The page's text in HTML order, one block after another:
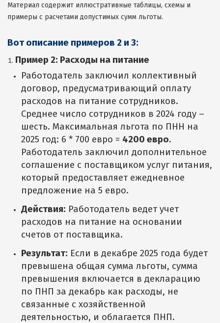
Материал содержит иллюстративные таблицы, схемы и
примеры с расчетами допустимых сумм льготы.
Вот описание примеров 2 и 3:
Пример 2: Расходы на питание
Работодатель заключил коллективный
договор, предусматривающий оплату
расходов на питание сотрудников.
Среднее число сотрудников в 2024 году –
шесть. Максимальная льгота по ПНН на
2025 год: 6 * 700 евро = 4200 евро.
Работодатель заключил дополнительное
соглашение с поставщиком услуг питания,
который предоставляет ежедневное
предложение на 5 евро.
Действия: Работодатель ведет учет
расходов на питание на основании
счетов от поставщика.
Результат: Если в декабре 2025 года будет
превышена общая сумма льготы, сумма
превышения включается в декларацию
по ПНП за декабрь как расходы, не
связанные с хозяйственной
деятельностью, и облагается ПНП.